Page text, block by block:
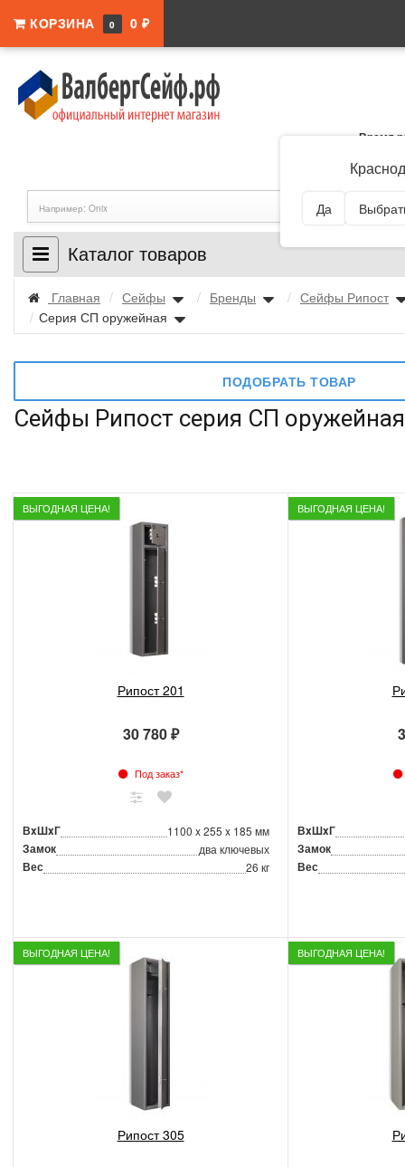
КОРЗИНА 0 0 ₽
Да
Время
Каталог товаров
Главная / Сейфы / Бренды / Сейфы Рипост
/ Серия СП оружейная
ПОДОБРАТЬ ТОВАР
Сейфы Рипост серия СП оружейная
ВЫГОДНАЯ ЦЕНА!
Рипост 201
30 780 ₽
Под заказ*
ВxШxГ 1100 x 255 x 185 мм
Замок два ключевых
Вес 26 кг
ВЫГОДНАЯ ЦЕНА!
ВxШxГ
Замок
Вес
ВЫГОДНАЯ ЦЕНА!
Рипост 305
ВЫГОДНАЯ ЦЕНА!